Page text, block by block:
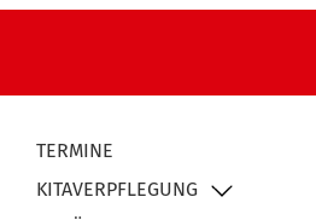
TERMINE
KITAVERPFLEGUNG